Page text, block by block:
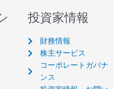
投資家情報
財務情報
株主サービス
コーポレートガバナ
ンス